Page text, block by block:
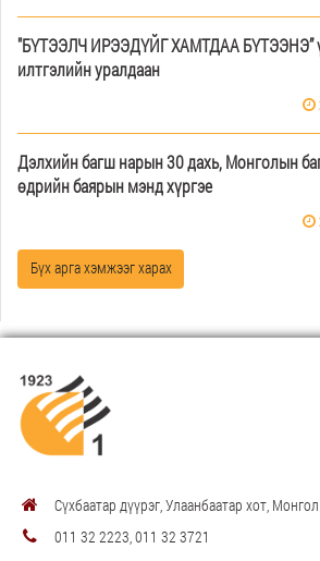
"БҮТЭЭЛЧ ИРЭЭДҮЙГ ХАМТДАА БҮТЭЭНЭ”
илтгэлийн уралдаан
Дэлхийн багш нарын 30 дахь, Монголын
өдрийн баярын мэнд хүргэе
Бүх арга хэмжээг харах
Сүхбаатар дүүрэг, Улаанбаатар хот,
011 32 2223, 011 32 3721